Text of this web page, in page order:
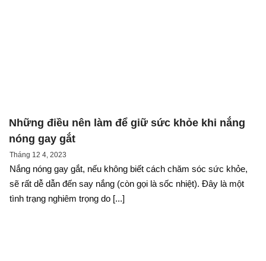
Những điều nên làm để giữ sức khỏe khi nắng
nóng gay gắt
Tháng 12 4, 2023
Nắng nóng gay gắt, nếu không biết cách chăm sóc sức khỏe,
sẽ rất dễ dẫn đến say nắng (còn gọi là sốc nhiệt). Đây là một
tình trạng nghiêm trọng do [...]